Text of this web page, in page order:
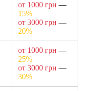
от 1000 грн —
15%
от 3000 грн —
20%
от 1000 грн —
25%
от 3000 грн —
30%